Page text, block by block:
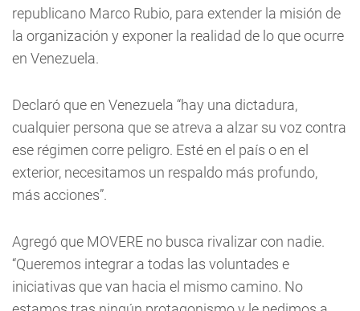
republicano Marco Rubio, para extender la misión de
la organización y exponer la realidad de lo que ocurre
en Venezuela.
Declaró que en Venezuela “hay una dictadura,
cualquier persona que se atreva a alzar su voz contra
ese régimen corre peligro. Esté en el país o en el
exterior, necesitamos un respaldo más profundo,
más acciones”.
Agregó que MOVERE no busca rivalizar con nadie.
“Queremos integrar a todas las voluntades e
iniciativas que van hacia el mismo camino. No